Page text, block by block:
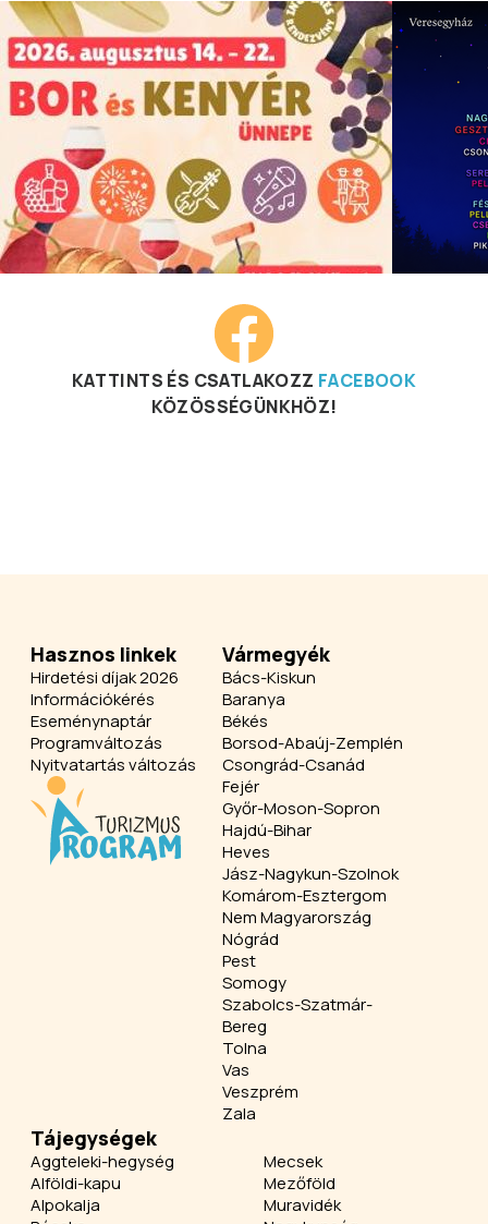
KATTINTS ÉS CSATLAKOZZ FACEBOOK
KÖZÖSSÉGÜNKHÖZ!
Hasznos linkek
Hirdetési díjak 2026
Információkérés
Eseménynaptár
Programváltozás
Nyitvatartás változás
Vármegyék
Bács-Kiskun
Baranya
Békés
Borsod-Abaúj-Zemplén
Csongrád-Csanád
Fejér
Győr-Moson-Sopron
Hajdú-Bihar
Heves
Jász-Nagykun-Szolnok
Komárom-Esztergom
Nem Magyarország
Nógrád
Pest
Somogy
Szabolcs-Szatmár-
Bereg
Tolna
Vas
Veszprém
Zala
Tájegységek
Aggteleki-hegység
Alföldi-kapu
Alpokalja
Mecsek
Mezőföld
Muravidék